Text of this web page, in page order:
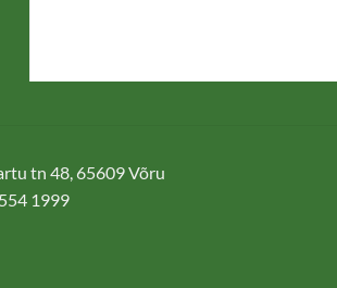
teha
tootelehel.
tn 48, 65609 Võru
1999